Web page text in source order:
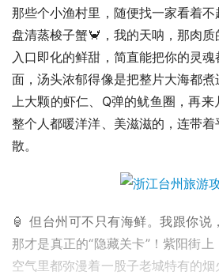
那些个小渔村里，随便找一家看着
盘清蒸梭子蟹🦀️，我的天呐，那肉质
入口即化的鲜甜，简直能把你的灵
面，汤头浓郁得像是把整片大海都
上大颗的虾仁、Q弹的鱿鱼圈，再来
整个人都暖洋洋、美滋滋的，连带
散。
🏮 但台州可不只有海鲜。我跟你说
那才是真正的“隐藏关卡”！紫阳街上
空气里都弥漫着一股子老城特有的